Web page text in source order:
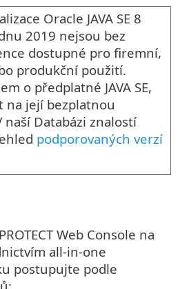
Oracle JAVA SE 8
2019 nejsou bez
dostupné pro firemní,
produkční použití.
o předplatné JAVA SE,
na její bezplatnou
naší Databázi znalostí
podporovaných verzí
Web Console na
all-in-one
postupujte podle